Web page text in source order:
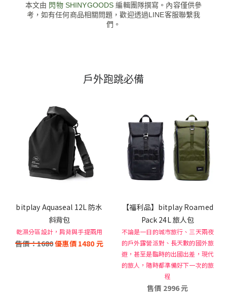
本文由 閃物 SHINYGOODS 編輯團隊撰寫。內容僅供參
考，如有任何商品相關問題，歡迎透過LINE客服聯繫我
們。
戶外跑跳必備
bitplay Aquaseal 12L 防水
斜背包
乾濕分區設計，肩背與手提兩用
售價：1680優惠價 1480 元
【福利品】bitplay Roamed
Pack 24L 旅人包
不論是一日的城市旅行、三天兩夜
的戶外露營派對、長天數的國外旅
遊，甚至是臨時的出國出差，現代
的旅人，隨時都準備好下一次的旅
程
售價 2996元